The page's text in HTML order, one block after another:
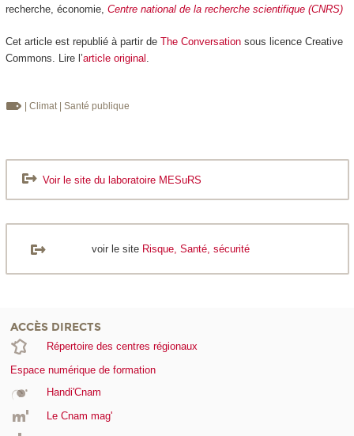
recherche, économie, Centre national de la recherche scientifique (CNRS)
Cet article est republié à partir de The Conversationsous licence Creative
Commons. Lire l’article original
| Climat | Santé publique
Voir le site du laboratoire MESuRS
voir le site Risque, Santé, sécurité
ACCÈS DIRECTS
Répertoire des centres régionaux
Espace numérique de formation
Handi'Cnam
Le Cnam mag'